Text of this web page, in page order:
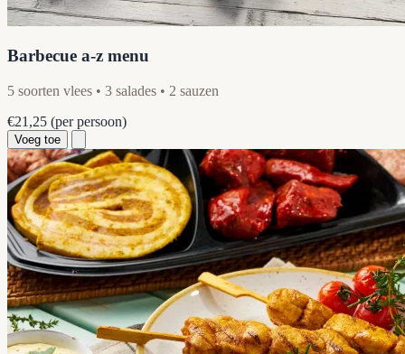
Barbecue a-z menu
5 soorten vlees • 3 salades • 2 sauzen
€21,25 (per persoon)
Voeg toe